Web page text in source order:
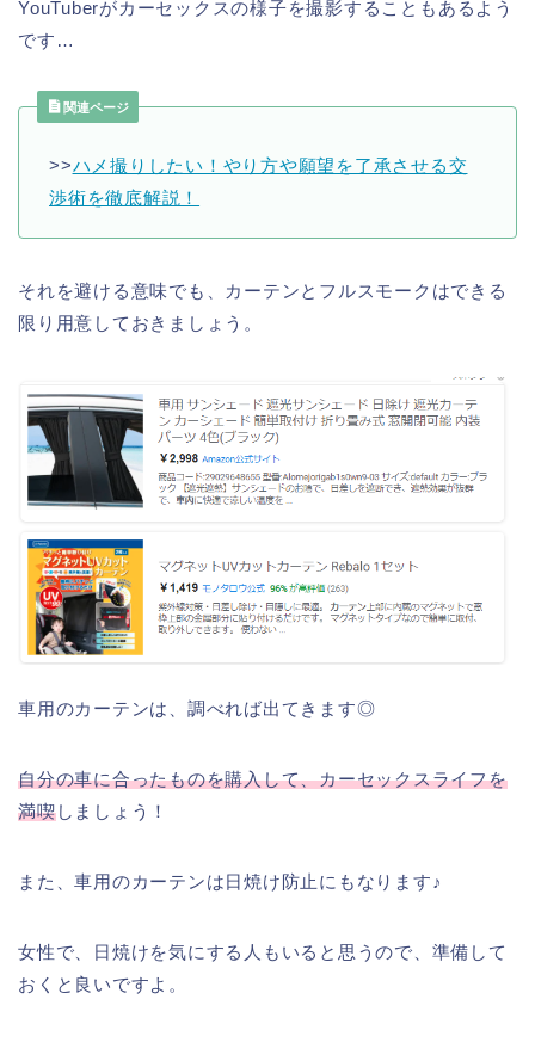
YouTuberがカーセックスの様子を撮影することもあるよう
です…
関連ページ
>>ハメ撮りしたい！やり方や願望を了承させる交
渉術を徹底解説！
それを避ける意味でも、カーテンとフルスモークはできる
限り用意しておきましょう。
車用のカーテンは、調べれば出てきます◎
自分の車に合ったものを購入して、カーセックスライフを
満喫しましょう！
また、車用のカーテンは日焼け防止にもなります♪
女性で、日焼けを気にする人もいると思うので、準備して
おくと良いですよ。